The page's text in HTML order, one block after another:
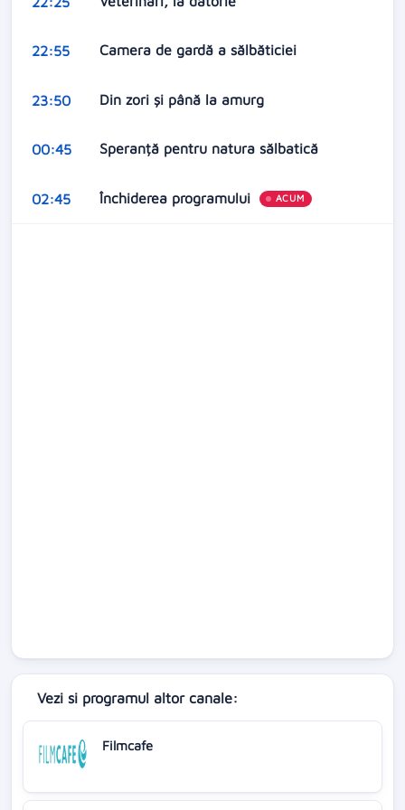
22:55 Camera de gardă a sălbăticiei
23:50 Din zori și până la amurg
00:45 Speranță pentru natura sălbatică
02:45 Închiderea programului ACUM
Vezi si programul altor canale:
Filmcafe